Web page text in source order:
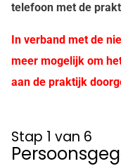
telefoon met de
In verband met de
meer mogelijk om
aan de praktijk
Stap 1 van 6